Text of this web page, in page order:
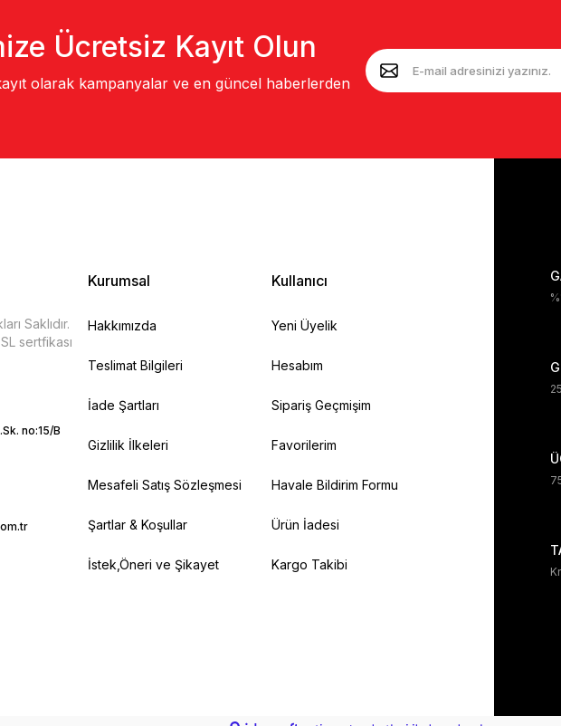
Ücretsiz Kayıt Olun
olarak kampanyalar ve en güncel haberlerden
Saklıdır.
sertfikası
no:15/B
Kurumsal
Hakkımızda
Teslimat Bilgileri
İade Şartları
Gizlilik İlkeleri
Mesafeli Satış Sözleşmesi
Şartlar & Koşullar
İstek,Öneri ve Şikayet
Kullanıcı
Yeni Üyelik
Hesabım
Sipariş Geçmişim
Favorilerim
Havale Bildirim Formu
Ürün İadesi
Kargo Takibi